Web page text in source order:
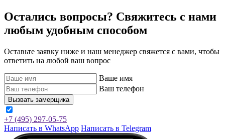
Остались вопросы? Свяжитесь с нами
любым удобным способом
Оставьте заявку ниже и наш менеджер свяжется с вами, чтобы
ответить на любой ваш вопрос
Ваше имя
Ваш телефон
Вызвать замерщика
+7 (495) 297-05-75
Написать в WhatsApp Написать в Telegram